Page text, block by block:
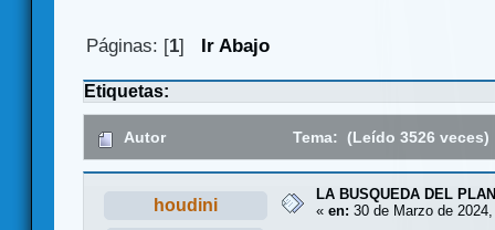
Páginas: [1] Ir Abajo
Etiquetas:
Autor Tema: (Leído 3526 veces)
houdini
LA BUSQUEDA DEL
« en: 30 de Marzo de